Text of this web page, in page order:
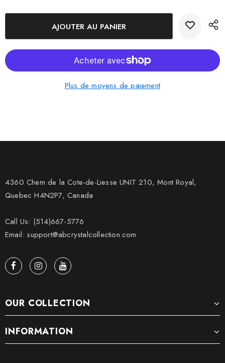
Plus de moyens de paiement
4360 Chem de la Cote-de-Liesse UNIT 210, Mont Royal,
Quebec H4N2P7, Canada
Call Us: (514)667-5776
Email: support@abcrystalcollection.com
OUR COLLECTION
INFORMATION